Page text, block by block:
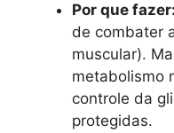
Por que fazer:
de combater
muscular).
metabolismo
controle da
protegidas.